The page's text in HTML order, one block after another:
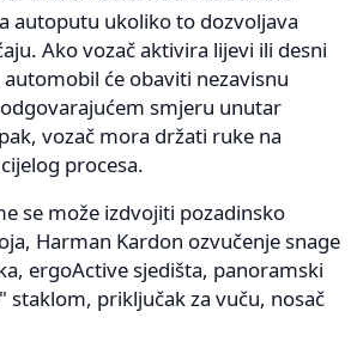
autoputu ukoliko to dozvoljava
Ako vozač aktivira lijevi ili desni
će obaviti nezavisnu
smjeru unutar
vozač mora držati ruke na
procesa.
se može izdvojiti pozadinsko
Harman Kardon ozvučenje snage
ergoActive sjedišta, panoramski
staklom, priključak za vuču, nosač